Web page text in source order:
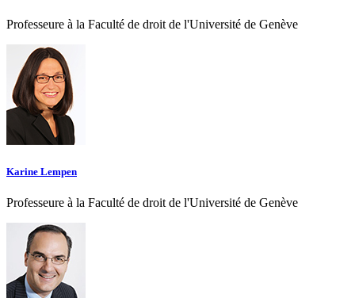
Professeure à la Faculté de droit de l'Université de Genève
Karine Lempen
Professeure à la Faculté de droit de l'Université de Genève